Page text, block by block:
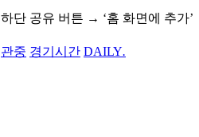
하단 공유 버튼 → ‘홈 화면에 추가’
관중 경기시간 DAILY.